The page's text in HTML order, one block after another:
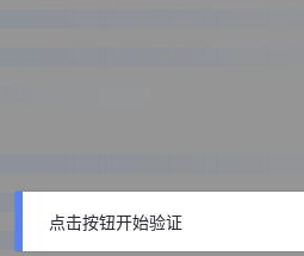
点击按钮开始验证